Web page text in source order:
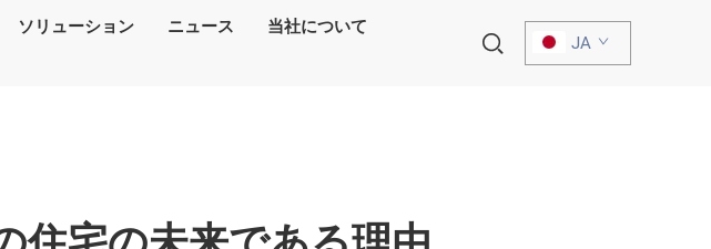
ソリューション ニュース
当社について
JA